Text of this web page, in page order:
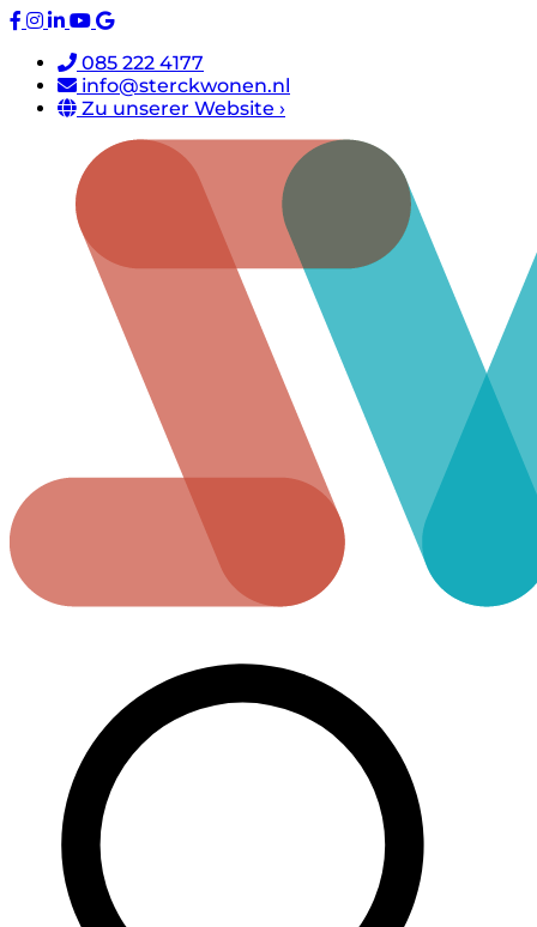
085 222 4177
info@sterckwonen.nl
Zu unserer Website ›